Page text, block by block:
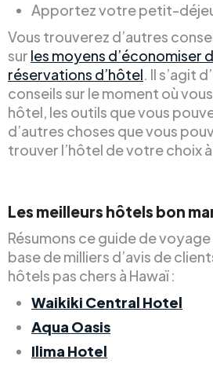
Apportez votre petit-
Vous trouverez d’autres
sur les moyens d’économiser
réservations d’hôtel. Il s’agit
conseils sur le moment où
hôtel, les outils que vous
d’autres choses que vous
trouver l’hôtel de votre choix
Les meilleurs hôtels bon
Résumons ce guide de
base de milliers d’avis de
hôtels pas chers à Hawaï :
Waikiki Central Hotel
Aqua Oasis
Ilima Hotel